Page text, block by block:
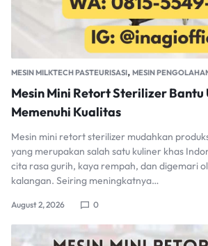
MESIN MILKTECH PASTEURISASI, MESIN
Mesin Mini Retort Sterilizer Bantu
Memenuhi Kualitas
Mesin mini retort sterilizer mudahkan
yang merupakan salah satu kuliner khas
cita rasa gurih, kaya rempah, dan digemari
kalangan. Seiring meningkatnya…
August 2, 2026 0